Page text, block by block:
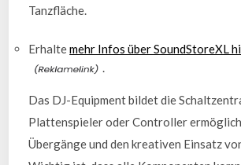
Tanzfläche.
Erhaltemehr Infos über SoundStoreXL
Das DJ-Equipment bildet die
Plattenspieler oder Controller
Übergänge und den kreativen Einsatz